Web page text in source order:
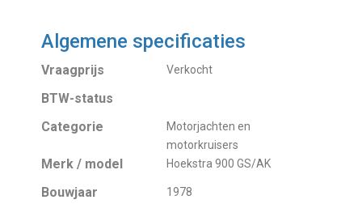
Algemene specificaties
Vraagprijs Verkocht
BTW-status
Categorie
Motorjachten en
motorkruisers
Merk / model Hoekstra 900 GS/AK
Bouwjaar 1978